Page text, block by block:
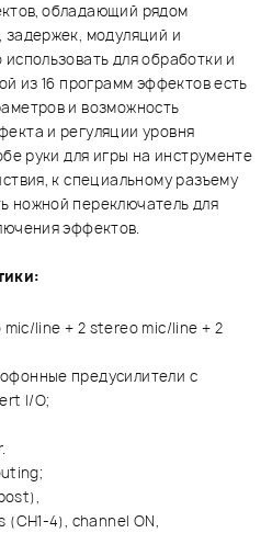
обладающий рядом
модуляций и
для обработки и
из 16 программ эффектов есть
и возможность
и регуляции уровня
руки для игры на инструменте
к специальному разъему
ножной переключатель для
эффектов.
mic/line + 2 stereo mic/line + 2
предусилители с
I/O;
4), channel ON,